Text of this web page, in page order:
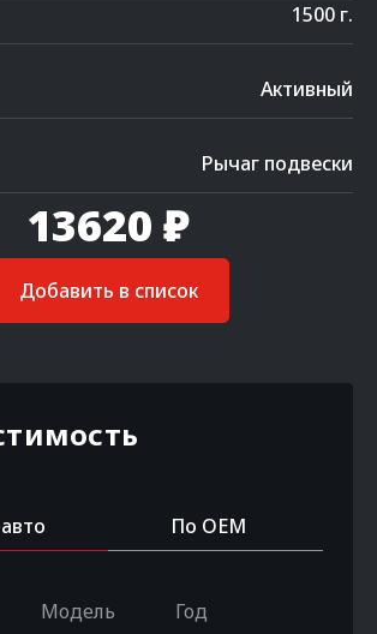
1500 г.
Активный
Рычаг подвески
13620 ₽
Добавить в список
По OEM
Модель Год